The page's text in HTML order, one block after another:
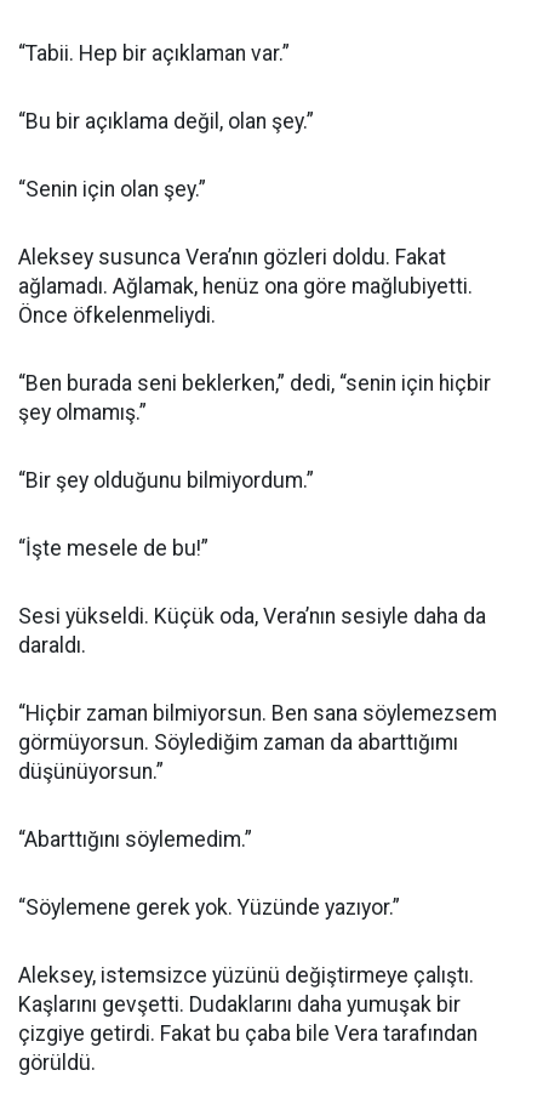
“Tabii. Hep bir açıklaman var.”
“Bu bir açıklama değil, olan şey.”
“Senin için olan şey.”
Aleksey susunca Vera’nın gözleri doldu. Fakat
ağlamadı. Ağlamak, henüz ona göre mağlubiyetti.
Önce öfkelenmeliydi.
“Ben burada seni beklerken,” dedi, “senin için hiçbir
şey olmamış.”
“Bir şey olduğunu bilmiyordum.”
“İşte mesele de bu!”
Sesi yükseldi. Küçük oda, Vera’nın sesiyle daha da
daraldı.
“Hiçbir zaman bilmiyorsun. Ben sana söylemezsem
görmüyorsun. Söylediğim zaman da abarttığımı
düşünüyorsun.”
“Abarttığını söylemedim.”
“Söylemene gerek yok. Yüzünde yazıyor.”
Aleksey, istemsizce yüzünü değiştirmeye çalıştı.
Kaşlarını gevşetti. Dudaklarını daha yumuşak bir
çizgiye getirdi. Fakat bu çaba bile Vera tarafından
görüldü.